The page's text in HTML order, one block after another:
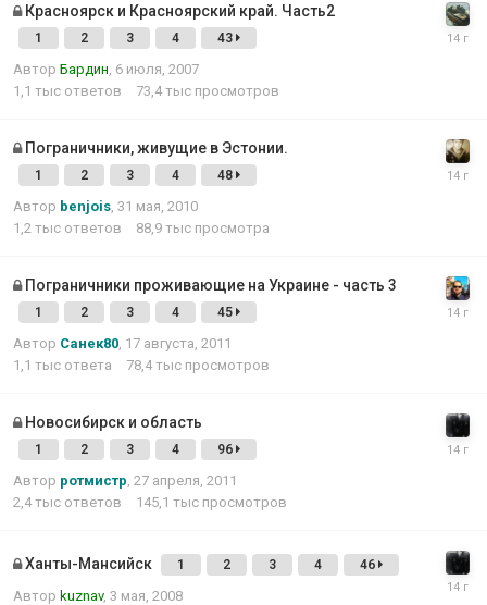
Красноярск и Красноярский край. Часть2
1 2 3 4 43
Автор Бардин 6 июля, 2007
1,1 тыс ответов 73,4 тыс просмотров
Пограничники, живущие в Эстонии.
1 2 3 4 48
Автор benjois 31 мая, 2010
1,2 тыс ответов 88,9 тыс просмотра
Пограничники проживающие на Украине - часть 3
1 2 3 4 45
Автор Санек80 17 августа, 2011
1,1 тыс ответа 78,4 тыс просмотров
Новосибирск и область
1 2 3 4 96
Автор ротмистр 27 апреля, 2011
2,4 тыс ответов 145,1 тыс просмотров
Ханты-Мансийск 1 2 3 4 46
Автор kuznav, 3 мая, 2008